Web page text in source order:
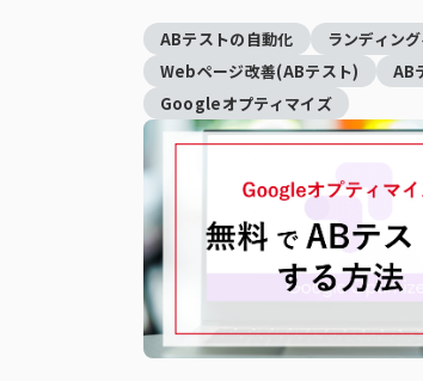
ABテストの自動化
ランディン
Webページ改善(ABテスト)
AB
Googleオプティマイズ